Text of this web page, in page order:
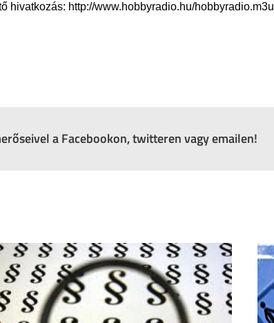
hivatkozás: http://www.hobbyradio.hu/hobbyradio.m3u
a Facebookon, twitteren vagy emailen!